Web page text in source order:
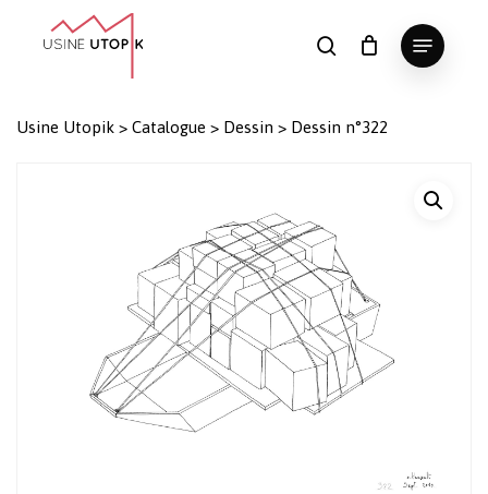
search
Menu
Panier Fermer
le
Usine Utopik > Catalogue > Dessin > Dessin n°322
Close